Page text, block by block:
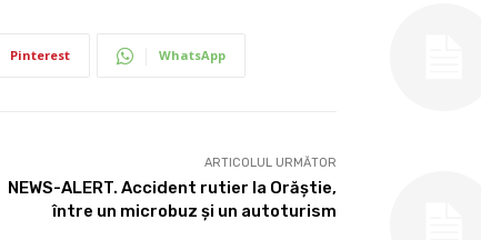
Pinterest WhatsApp
ARTICOLUL URMĂTOR
NEWS-ALERT. Accident rutier la Orăștie,
între un microbuz și un autoturism